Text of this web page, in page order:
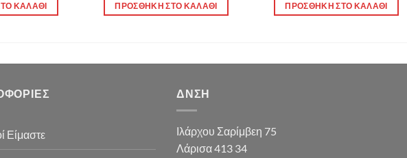
ΚΑΛΆΘΙ ΠΡΟΣΘΉΚΗ ΣΤΟ ΚΑΛΆΘΙ ΠΡΟΣΘΉΚΗ ΣΤΟ ΚΑΛΆΘΙ
Είμαστε
ΔΝΣΗ
Ιλάρχου Σαρίμβεη 75
Λάρισα 413 34